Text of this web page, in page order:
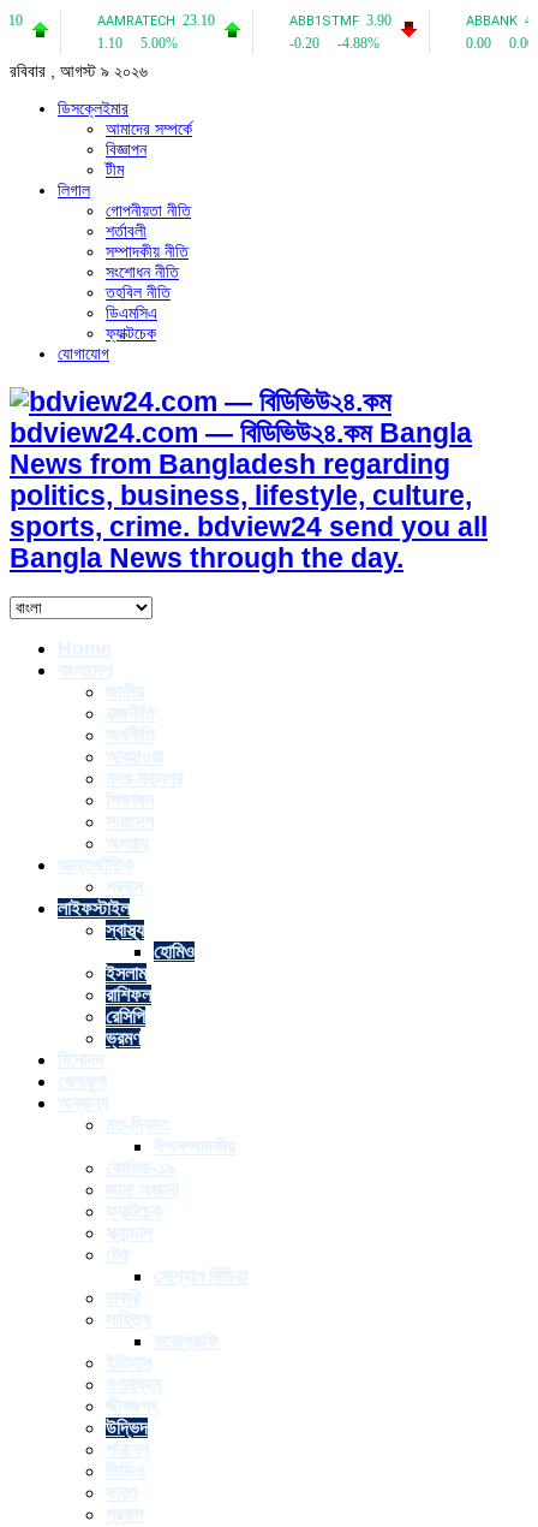
রবিবার , আগস্ট ৯ ২০২৬
ডিসক্লেইমার
আমাদের সম্পর্কে
বিজ্ঞাপন
টীম
লিগাল
গোপনীয়তা নীতি
শর্তাবলী
সম্পাদকীয় নীতি
সংশোধন নীতি
তহবিল নীতি
ডিএমসিএ
ফ্যাক্টচেক
যোগাযোগ
bdview24.com — বিডিভিউ২৪.কম Bangla
News from Bangladesh regarding
politics, business, lifestyle, culture,
sports, crime. bdview24 send you all
Bangla News through the day.
Home
বাংলাদেশ
জাতীয়
রাজনীতি
অর্থনীতি
আবহাওয়া
নগর-মহানগর
শিক্ষাঙ্গন
সারাদেশ
অপরাধ
আন্তর্জাতিক
প্রবাস
লাইফস্টাইল
স্বাস্থ্য
হোমিও
ইসলাম
রাশিফল
রেসিপি
ভ্রমণ
বিনোদন
খেলাধুলা
অন্যান্য
মত-দ্বিমত
উপসম্পাদকীয়
কোভিড-১৯
জানা অজানা
ফ্যাক্টচেক
স্ক্যান্ডাল
টেক
সোশ্যাল মিডিয়া
চাকরি
সাহিত্য
বায়োগ্রাফি
ইতিহাস
গণমাধ্যম
জীবজগৎ
উদ্ভিদ
পরিবেশ
ভিডিও
ভারত
প্রবাস